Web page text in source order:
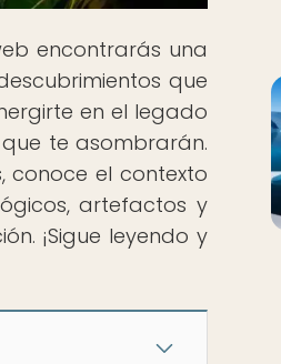
encontrarás una
que
en el legado
te asombrarán.
conoce el contexto
artefactos y
¡Sigue leyendo y